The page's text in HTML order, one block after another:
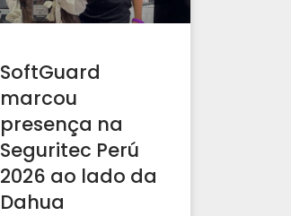
SoftGuard
marcou
presença na
Seguritec Perú
2026 ao lado da
Dahua